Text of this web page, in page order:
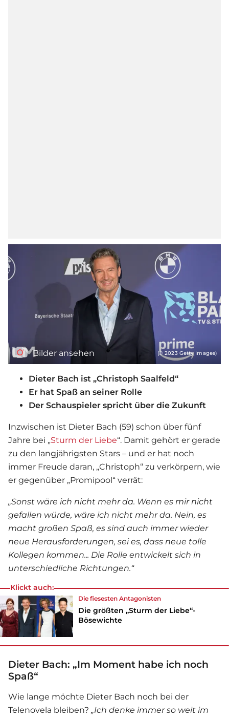
Bilder ansehen (© 2023 Getty Images)
Dieter Bach ist „Christoph Saalfeld“
Er hat Spaß an seiner Rolle
Der Schauspieler spricht über die Zukunft
Inzwischen ist Dieter Bach (59) schon über fünf
Jahre bei „Sturm der Liebe“. Damit gehört er gerade
zu den langjährigsten Stars – und er hat noch
immer Freude daran, „Christoph“ zu verkörpern, wie
er gegenüber „Promipool“ verrät:
„Sonst wäre ich nicht mehr da. Wenn es mir nicht
gefallen würde, wäre ich nicht mehr da. Nein, es
macht großen Spaß, es sind auch immer wieder
neue Herausforderungen, sei es, dass neue tolle
Kollegen kommen... Die Rolle entwickelt sich in
unterschiedliche Richtungen.“
Klickt auch:
Die fiesesten Antagonisten
Die größten „Sturm der Liebe“-
Bösewichte
Dieter Bach: „Im Moment habe ich noch
Spaß“
Wie lange möchte Dieter Bach noch bei der
Telenovela bleiben? „Ich denke immer so weit im